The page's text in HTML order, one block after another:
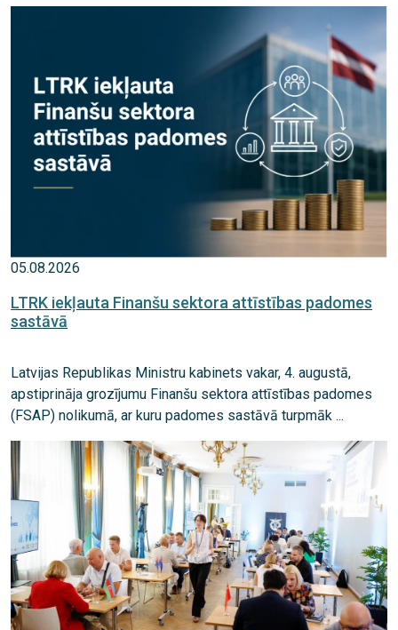
05.08.2026
LTRK iekļauta Finanšu sektora attīstības padomes
sastāvā
Latvijas Republikas Ministru kabinets vakar, 4. augustā,
apstiprināja grozījumu Finanšu sektora attīstības padomes
(FSAP) nolikumā, ar kuru padomes sastāvā turpmāk ...